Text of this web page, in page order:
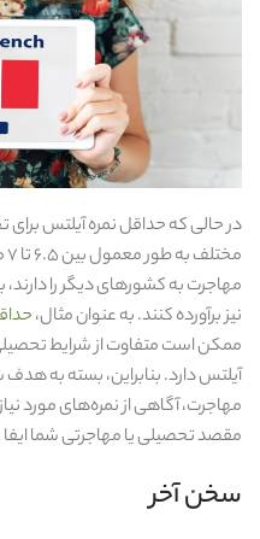
در حالی که حداقل نمره آیلتس
مهاجرت به کشورهای دیگر را دارند،
نیز برآورده کنند. به عنوان مثال،
ممکن است متفاوت از شرایط
آیلتس دارد. بنابراین، بسته به
مهاجرت، آگاهی از نمره‌های مورد
مقصد تحصیلی یا مهاجرتی شما
سخن آخر